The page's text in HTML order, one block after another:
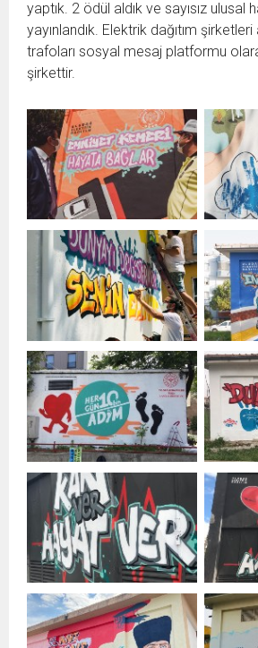
yaptık. 2 ödül aldık ve sayısız ulusal
yayınlandık. Elektrik dağıtım şirketleri
trafoları sosyal mesaj platformu
şirkettir.